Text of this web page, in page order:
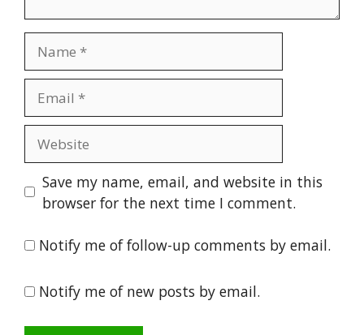
Save my name, email, and website in this
browser for the next time I comment.
Notify me of follow-up comments by email.
Notify me of new posts by email.